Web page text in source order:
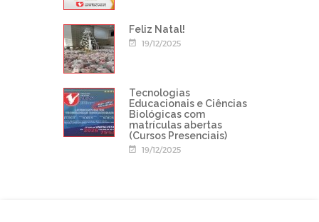
Feliz Natal!
19/12/2025
Tecnologias
Educacionais e Ciências
Biológicas com
matrículas abertas
(Cursos Presenciais)
19/12/2025